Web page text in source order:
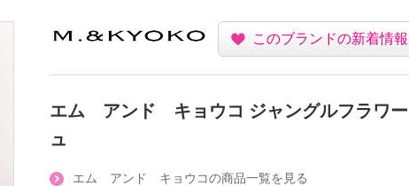
このブランドの新着情
エム アンド キョウコ ジャングルフラワー
ュ
エム アンド キョウコの商品一覧を見る